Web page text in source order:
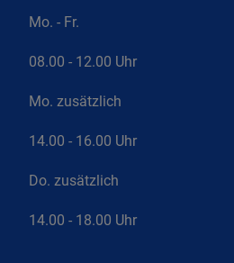
Mo. - Fr.
08.00 - 12.00 Uhr
Mo. zusätzlich
14.00 - 16.00 Uhr
Do. zusätzlich
14.00 - 18.00 Uhr